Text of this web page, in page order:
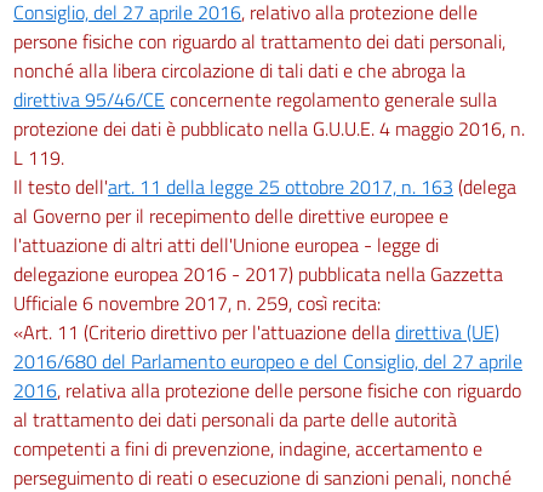
Consiglio, del 27 aprile 2016, relativo alla protezione delle
persone fisiche con riguardo al trattamento dei dati personali,
nonché alla libera circolazione di tali dati e che abroga la
direttiva 95/46/CE concernente regolamento generale sulla
protezione dei dati è pubblicato nella G.U.U.E. 4 maggio 2016, n.
L 119.
Il testo dell'art. 11 della legge 25 ottobre 2017, n. 163 (delega
al Governo per il recepimento delle direttive europee e
l'attuazione di altri atti dell'Unione europea - legge di
delegazione europea 2016 - 2017) pubblicata nella Gazzetta
Ufficiale 6 novembre 2017, n. 259, così recita:
«Art. 11 (Criterio direttivo per l'attuazione delladirettiva (UE)
2016/680 del Parlamento europeo e del Consiglio, del 27 aprile
2016, relativa alla protezione delle persone fisiche con riguardo
al trattamento dei dati personali da parte delle autorità
competenti a fini di prevenzione, indagine, accertamento e
perseguimento di reati o esecuzione di sanzioni penali, nonché